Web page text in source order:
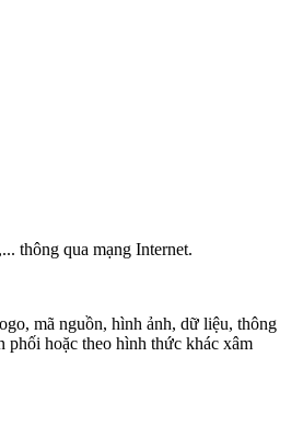
thông qua mạng Internet.
mã nguồn, hình ảnh, dữ liệu, thông
phối hoặc theo hình thức khác xâm